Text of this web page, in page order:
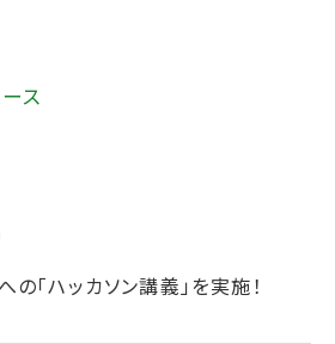
ス
の「ハッカソン講義」を実施！